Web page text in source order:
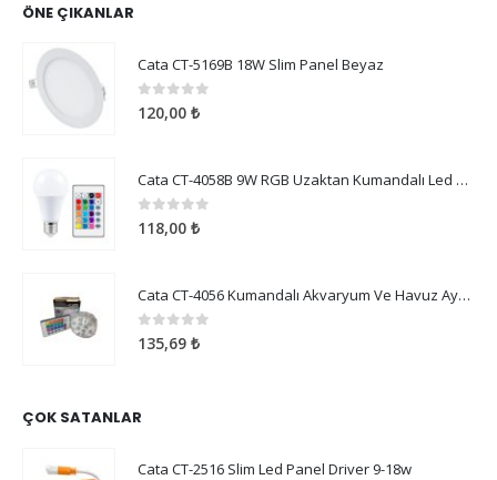
ÖNE ÇIKANLAR
Cata CT-5169B 18W Slim Panel Beyaz
05 üzerinden
120,00 ₺
Cata CT-4058B 9W RGB Uzaktan Kumandalı Led Ampul Beyaz Işık
0 5 üzerinden
118,00 ₺
Cata CT-4056 Kumandalı Akvaryum Ve Havuz Aydınlatma
05 üzerinden
135,69 ₺
ÇOK SATANLAR
Cata CT-2516 Slim Led Panel Driver 9-18w